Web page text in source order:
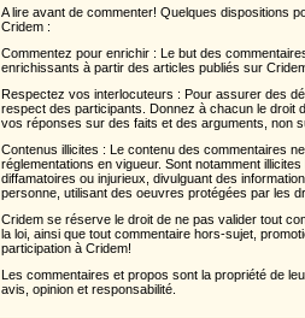
A lire avant de commenter! Quelques dispositions
Cridem :
Commentez pour enrichir : Le but des
enrichissants à partir des articles publiés sur
Respectez vos interlocuteurs : Pour assurer des
respect des participants. Donnez à chacun le droit
vos réponses sur des faits et des arguments, non
Contenus illicites : Le contenu des commentaires
réglementations en vigueur. Sont notamment
diffamatoires ou injurieux, divulguant des
personne, utilisant des oeuvres protégées par les
Cridem se réserve le droit de ne pas valider tout
la loi, ainsi que tout commentaire hors-sujet,
participation à Cridem!
Les commentaires et propos sont la propriété de
avis, opinion et responsabilité.